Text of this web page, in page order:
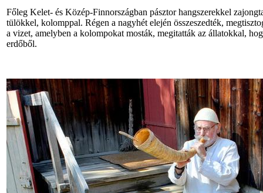
Főleg Kelet- és Közép-Finnországban pásztor hangszerekkel
tülökkel, kolomppal. Régen a nagyhét elején összeszedték,
a vizet, amelyben a kolompokat mosták, megitatták az állatokkal,
erdőből.